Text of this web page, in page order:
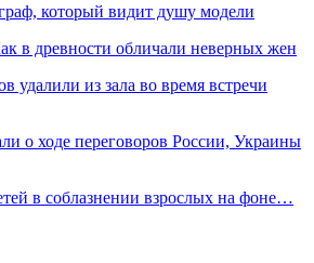
который видит душу модели
в древности обличали неверных жен
удалили из зала во время встречи
о ходе переговоров России, Украины
в соблазнении взрослых на фоне…